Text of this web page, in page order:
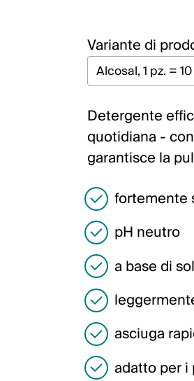
Variante di
Detergente
quotidiana -
garantisce la
fortemente
pH neutro
a base di
asciuga
adatto per